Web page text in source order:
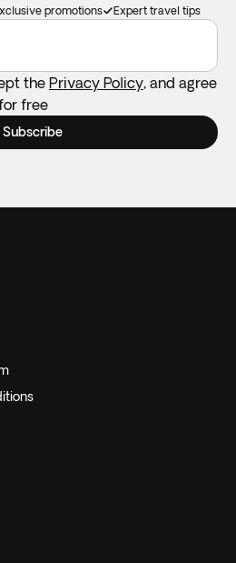
promotions Expert travel tips
the Privacy Policy, and agree
free
Subscribe